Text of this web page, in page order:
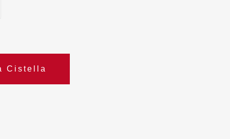
Cistella